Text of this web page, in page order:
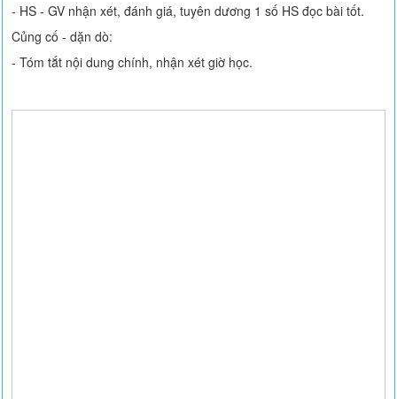
- HS - GV nhận xét, đánh giá, tuyên dương 1 số HS đọc bài tốt.
Củng cố - dặn dò:
- Tóm tắt nội dung chính, nhận xét giờ học.